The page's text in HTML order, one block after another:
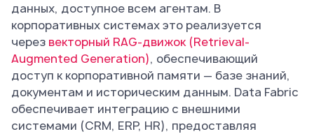
данных, доступное всем агентам. В
корпоративных системах это реализуется
через векторный RAG-движок (Retrieval-
Augmented Generation), обеспечивающий
доступ к корпоративной памяти — базе знаний,
документам и историческим данным. Data Fabric
обеспечивает интеграцию с внешними
системами (CRM, ERP, HR), предоставляя